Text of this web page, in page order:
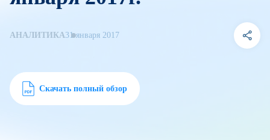
АНАЛИТИКА31 января 2017
Скачать полный обзор